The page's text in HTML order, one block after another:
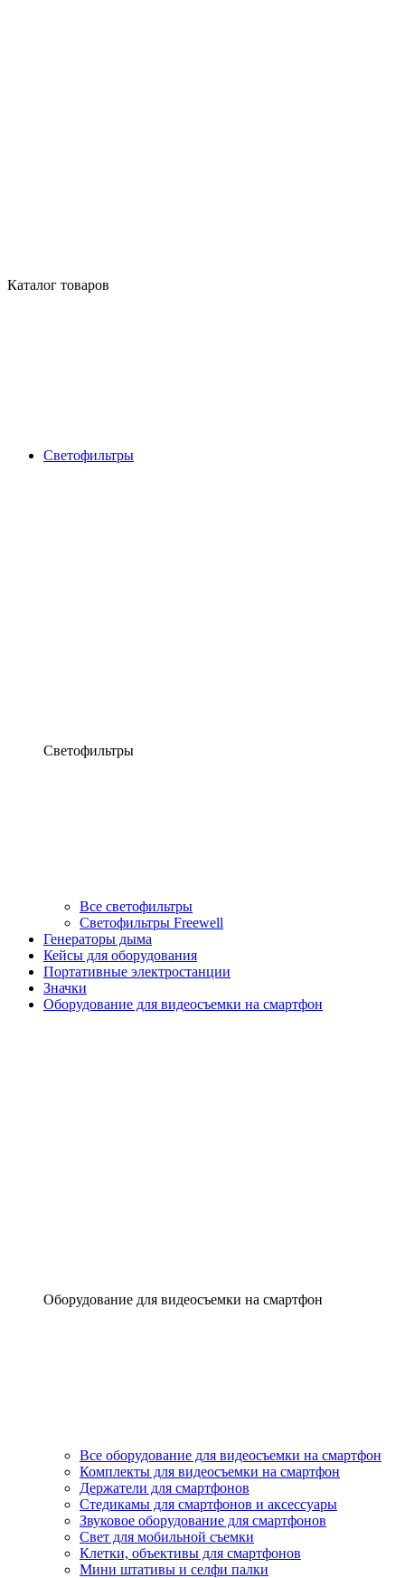
Каталог товаров
Светофильтры
Светофильтры
Все светофильтры
Светофильтры Freewell
Генераторы дыма
Кейсы для оборудования
Портативные электростанции
Значки
Оборудование для видеосъемки на смартфон
Оборудование для видеосъемки на смартфон
Все оборудование для видеосъемки на смартфон
Комплекты для видеосъемки на смартфон
Держатели для смартфонов
Стедикамы для смартфонов и аксессуары
Звуковое оборудование для смартфонов
Свет для мобильной съемки
Клетки, объективы для смартфонов
Мини штативы и селфи палки